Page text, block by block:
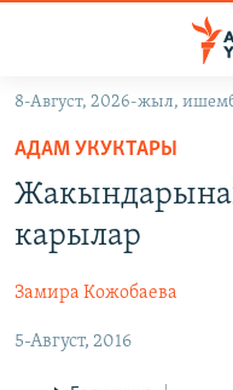
Навигацияга
өтүңүз
Издөөгө
салыңыз
ЭКОНОМИКА
МАДАНИЯТ
БОРБОР АЗИЯ
УКРАИНА
АТАЙЫН ИЛИКТӨӨ
ТВ ПРОГРАММАЛАР
8-Август, 2026-жыл,
АДАМ УКУКТАРЫ
карылар
Замира Кожобаева
5-Август, 2016